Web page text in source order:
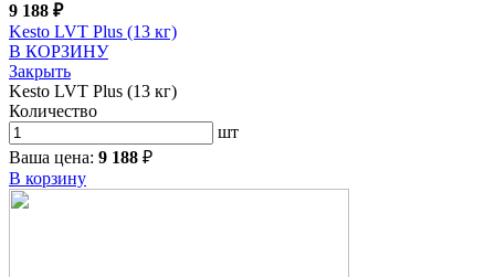
9 188 ₽
Kesto LVT Plus (13 кг)
В КОРЗИНУ
Закрыть
Kesto LVT Plus (13 кг)
Количество
шт
Ваша цена: 9 188 ₽
В корзину